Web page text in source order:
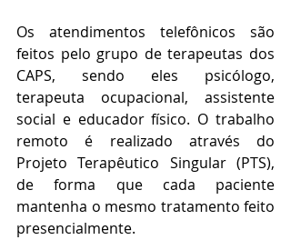
Os atendimentos telefônicos são
feitos pelo grupo de terapeutas dos
CAPS, sendo eles psicólogo,
terapeuta ocupacional, assistente
social e educador físico. O trabalho
remoto é realizado através do
Projeto Terapêutico Singular (PTS),
de forma que cada paciente
mantenha o mesmo tratamento feito
presencialmente.